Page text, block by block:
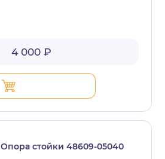
4 000 ₽
Опора стойки 48609-05040